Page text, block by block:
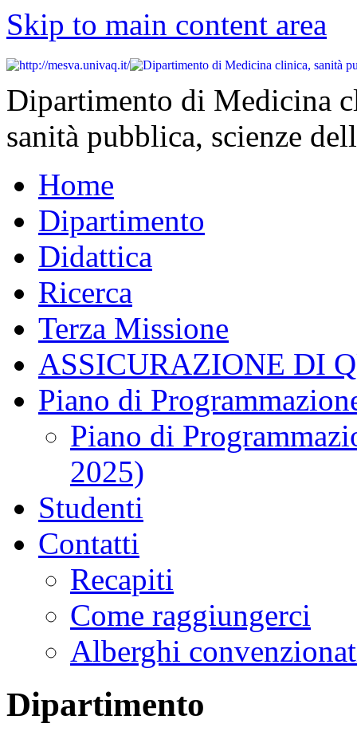
Skip to main content area
Dipartimento di Medicina
sanità pubblica, scienze
Home
Dipartimento
Didattica
Ricerca
Terza Missione
ASSICURAZIONE DI
Piano di
Piano di
2025)
Studenti
Contatti
Recapiti
Come raggiungerci
Alberghi
Dipartimento